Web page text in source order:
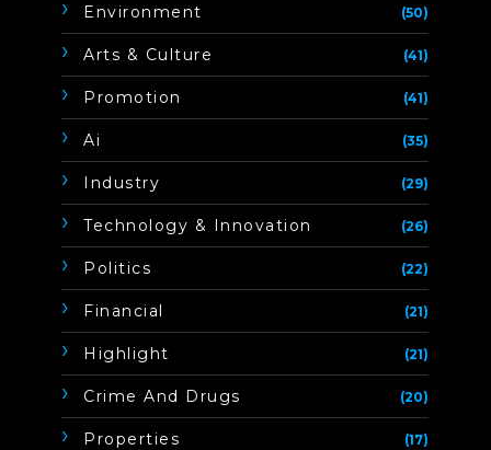
Environment (50)
Arts & Culture (41)
Promotion (41)
Ai (35)
Industry (29)
Technology & Innovation (26)
Politics (22)
Financial (21)
Highlight (21)
Crime And Drugs (20)
Properties (17)